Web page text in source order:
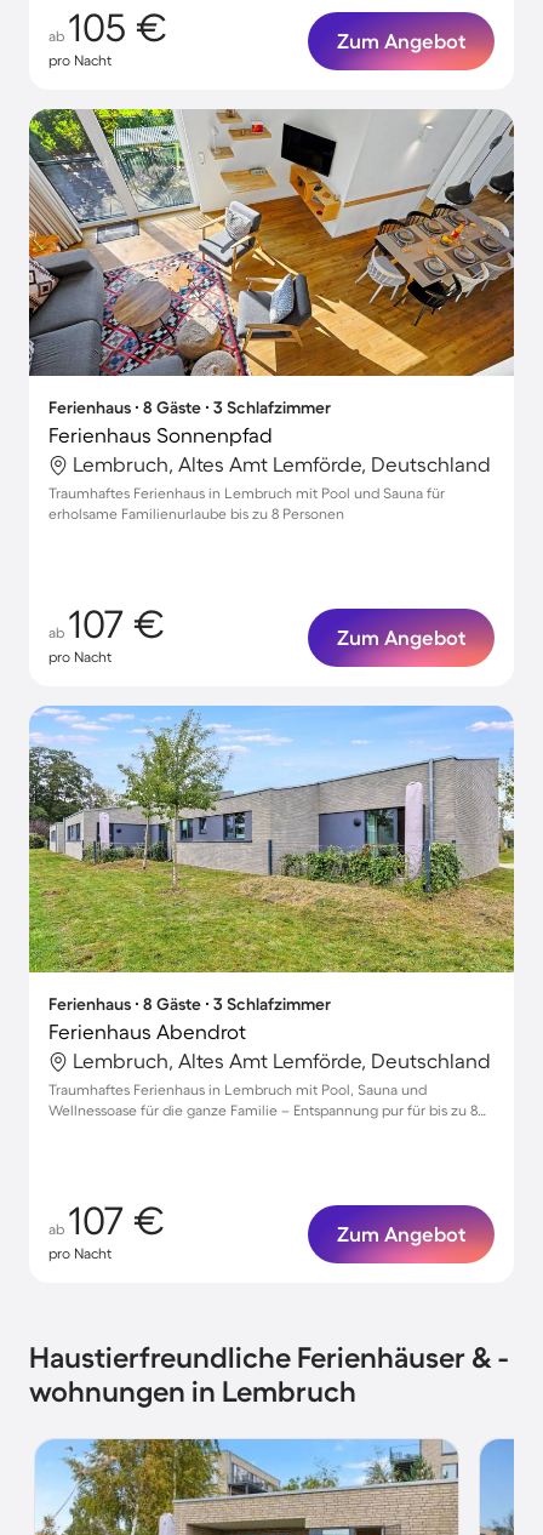
ab 105 €
pro Nacht
Zum Angebot
Ferienhaus ∙ 8 Gäste ∙ 3 Schlafzimmer
Ferienhaus Sonnenpfad
Lembruch, Altes Amt Lemförde, Deutschland
Traumhaftes Ferienhaus in Lembruch mit Pool und Sauna für
erholsame Familienurlaube bis zu 8 Personen
ab 107 €
pro Nacht
Zum Angebot
Ferienhaus ∙ 8 Gäste ∙ 3 Schlafzimmer
Ferienhaus Abendrot
Lembruch, Altes Amt Lemförde, Deutschland
Traumhaftes Ferienhaus in Lembruch mit Pool, Sauna und
Wellnessoase für die ganze Familie – Entspannung pur für bis zu 8
ab 107 €
pro Nacht
Zum Angebot
Haustierfreundliche Ferienhäuser & -
wohnungen in Lembruch